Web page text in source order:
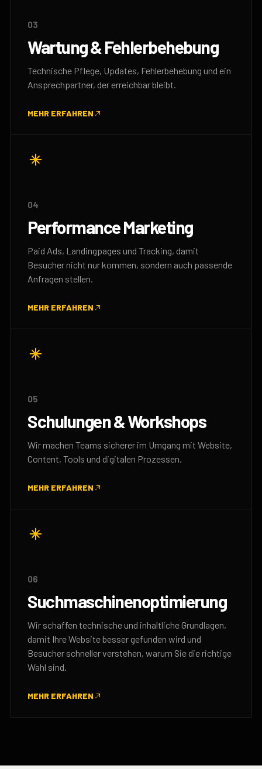
03
Wartung & Fehlerbehebung
Technische Pflege, Updates, Fehlerbehebung und ein
Ansprechpartner, der erreichbar bleibt.
MEHR ERFAHREN
04
Performance Marketing
Paid Ads, Landingpages und Tracking, damit
Besucher nicht nur kommen, sondern auch passende
Anfragen stellen.
MEHR ERFAHREN
05
Schulungen & Workshops
Wir machen Teams sicherer im Umgang mit Website,
Content, Tools und digitalen Prozessen.
MEHR ERFAHREN
06
Suchmaschinenoptimierung
Wir schaffen technische und inhaltliche Grundlagen,
damit Ihre Website besser gefunden wird und
Besucher schneller verstehen, warum Sie die richtige
Wahl sind.
MEHR ERFAHREN